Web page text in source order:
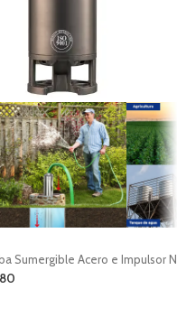
Sumergible Acero e Impulsor